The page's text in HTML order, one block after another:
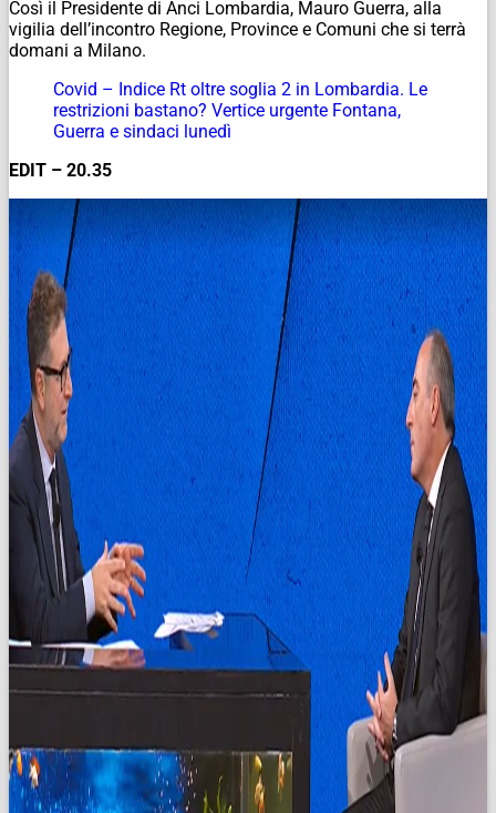
Così il Presidente di Anci Lombardia, Mauro Guerra, alla
vigilia dell’incontro Regione, Province e Comuni che si terrà
domani a Milano.
Covid – Indice Rt oltre soglia 2 in Lombardia. Le
restrizioni bastano? Vertice urgente Fontana,
Guerra e sindaci lunedì
EDIT – 20.35